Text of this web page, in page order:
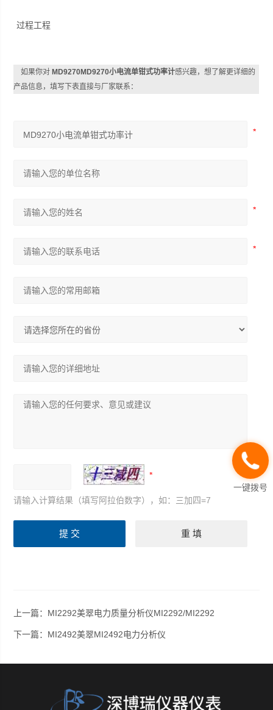
过程工程
如果你对 MD9270MD9270小电流单钳式功率计感兴趣，想了解更详细的
产品信息，填写下表直接与厂家联系：
请输入计算结果（填写阿拉伯数字），如：三加四=7
上一篇： MI2292美翠电力质量分析仪MI2292/MI2292
下一篇： MI2492美翠MI2492电力分析仪
一键拨号